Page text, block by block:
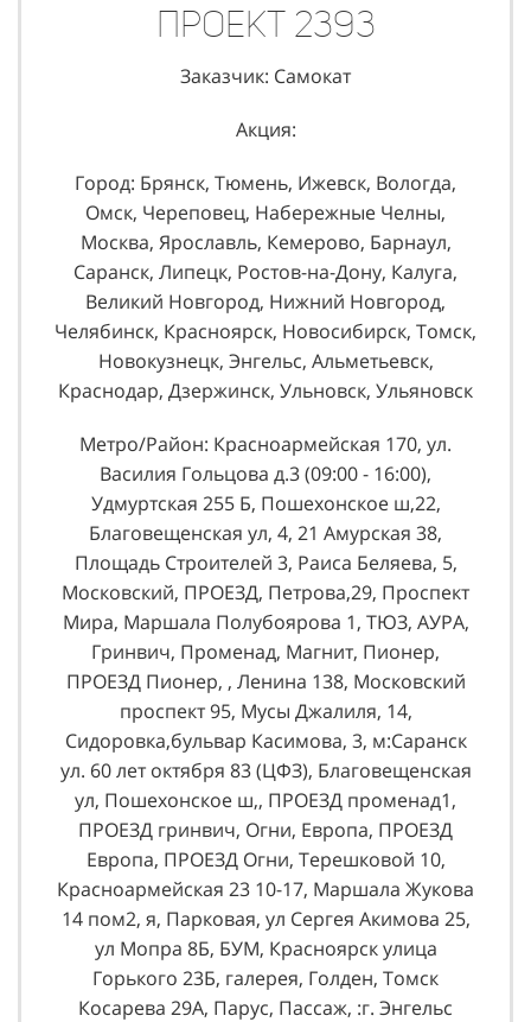
Проект 2393
Заказчик: Самокат
Акция:
Город: Брянск, Тюмень, Ижевск, Вологда,
Омск, Череповец, Набережные Челны,
Москва, Ярославль, Кемерово, Барнаул,
Саранск, Липецк, Ростов-на-Дону, Калуга,
Великий Новгород, Нижний Новгород,
Челябинск, Красноярск, Новосибирск, Томск,
Новокузнецк, Энгельс, Альметьевск,
Краснодар, Дзержинск, Ульновск, Ульяновск
Метро/Район: Красноармейская 170, ул.
Василия Гольцова д.3 (09:00 - 16:00),
Удмуртская 255 Б, Пошехонское ш,22,
Благовещенская ул, 4, 21 Амурская 38,
Площадь Строителей 3, Раиса Беляева, 5,
Московский, ПРОЕЗД, Петрова,29, Проспект
Мира, Маршала Полубоярова 1, ТЮЗ, АУРА,
Гринвич, Променад, Магнит, Пионер,
ПРОЕЗД Пионер, , Ленина 138, Московский
проспект 95, Мусы Джалиля, 14,
Сидоровка,бульвар Касимова, 3, м:Саранск
ул. 60 лет октября 83 (ЦФЗ), Благовещенская
ул, Пошехонское ш,, ПРОЕЗД променад1,
ПРОЕЗД гринвич, Огни, Европа, ПРОЕЗД
Европа, ПРОЕЗД Огни, Терешковой 10,
Красноармейская 23 10-17, Маршала Жукова
14 пом2, я, Парковая, ул Сергея Акимова 25,
ул Мопра 8Б, БУМ, Красноярск улица
Горького 23Б, галерея, Голден, Томск
Косарева 29А, Парус, Пассаж, :г. Энгельс